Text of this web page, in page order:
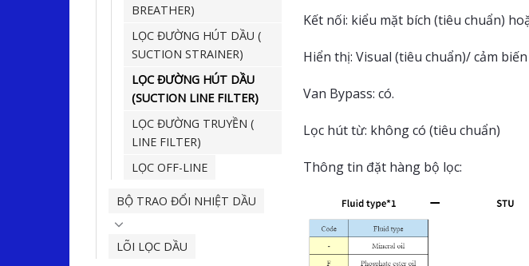
BREATHER)
LỌC ĐƯỜNG HÚT DẦU (
SUCTION STRAINER)
LỌC ĐƯỜNG HÚT DẦU
(SUCTION LINE FILTER)
LỌC ĐƯỜNG TRUYỀN (
LINE FILTER)
LỌC OFF-LINE
BỘ TRAO ĐỔI NHIỆT DẦU
LÕI LỌC DẦU
Kết nối: kiểu mặt bích (tiêu chuẩn)
Hiển thị: Visual (tiêu chuẩn)/ cảm
Van Bypass: có.
Lọc hút từ: không có (tiêu chuẩn)
Thông tin đặt hàng bộ lọc: